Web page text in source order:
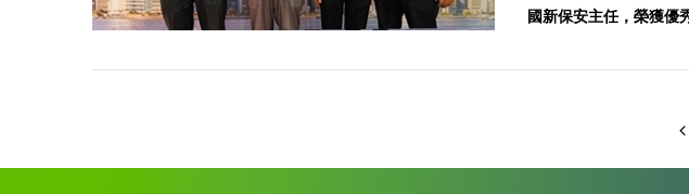
國新保安主任，榮獲優